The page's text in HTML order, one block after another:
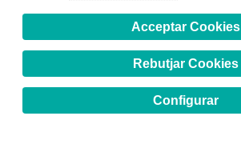
Acceptar Cookies
Rebutjar Cookies
Configurar